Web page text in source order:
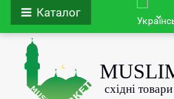
Каталог